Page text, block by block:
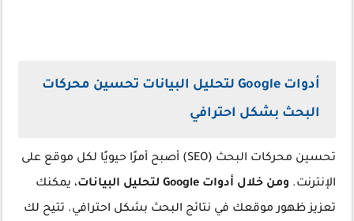
أدوات Google لتحليل البيانات تحسين محركات
البحث بشكل احترافي
تحسين محركات البحث (SEO) أصبح أمرًا حيويًا لكل موقع على
الإنترنت. ومن خلال أدوات Google لتحليل البيانات
، يمكنك
تعزيز ظهور موقعك في نتائج البحث بشكل احترافي. تتيح لك